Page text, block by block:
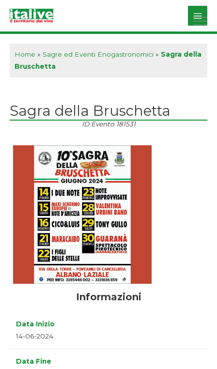
Main
Home » Sagre ed Eventi Enogastronomici » Sagra della
Bruschetta
Sagra della Bruschetta
ID Evento 181531
Informazioni
Data Inizio
14-06-2024
Data Fine